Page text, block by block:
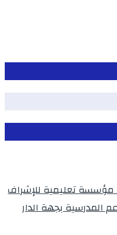
الدكتور نوفل كديلي يتفقد 12 مؤسسة تعليمية للإشراف
المدرسية بجهة الدار